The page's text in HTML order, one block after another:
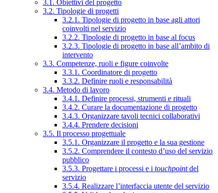
3.1. Obiettivi del progetto
3.2. Tipologie di progetti
3.2.1. Tipologie di progetto in base agli attori
coinvolti nel servizio
3.2.2. Tipologie di progetto in base al focus
3.2.3. Tipologie di progetto in base all’ambito di
intervento
3.3. Competenze, ruoli e figure coinvolte
3.3.1. Coordinatore di progetto
3.3.2. Definire ruoli e responsabilità
3.4. Metodo di lavoro
3.4.1. Definire processi, strumenti e rituali
3.4.2. Curare la documentazione di progetto
3.4.3. Organizzare tavoli tecnici collaborativi
3.4.4. Prendere decisioni
3.5. Il processo progettuale
3.5.1. Organizzare il progetto e la sua gestione
3.5.2. Comprendere il contesto d’uso del servizio
pubblico
3.5.3. Progettare i processi e i touchpointdel
servizio
3.5.4. Realizzare l’interfaccia utente del servizio